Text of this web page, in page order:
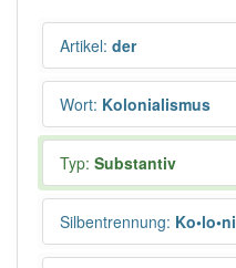
Artikel: der
Wort: Kolonialismus
Typ: Substantiv
Silbentrennung: